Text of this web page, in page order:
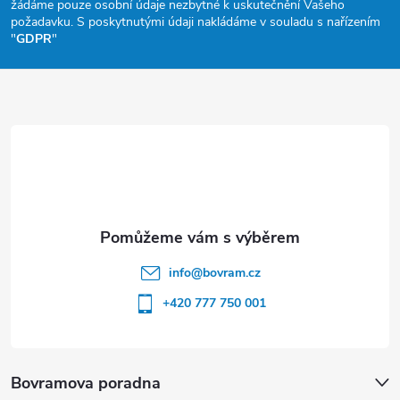
a
t
žádáme pouze osobní údaje nezbytné k uskutečnění Vašeho
požadavku. S poskytnutými údaji nakládáme v souladu s nařízením
"GDPR"
Bovramova poradna
info@bovram.cz
+420 777 750 001